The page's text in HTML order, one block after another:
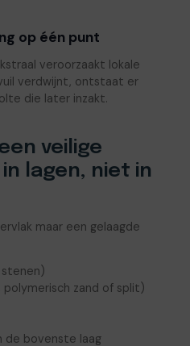
op één punt
veroorzaakt lokale
verdwijnt, ontstaat er
die later inzakt.
veilige
lagen, niet in
maar een gelaagde
polymerisch zand of split)
de bovenste laag